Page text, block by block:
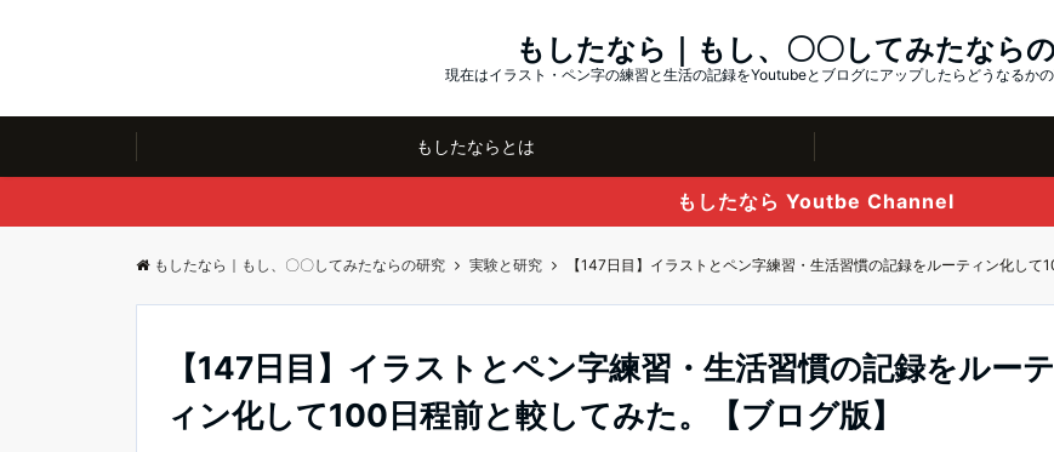
もしたなら｜もし、〇〇してみたなら
現在はイラスト・ペン字の練習と生活の記録をYoutubeとブログにアップしたらどうなるかの
もしたならとは
もしたなら Youtbe Channel
もしたなら｜もし、〇〇してみたならの研究 実験と研究 【147日目】イラストとペン字練習・生活習慣の記録をルーティン化して
【147日目】イラストとペン字練習・生活習慣の記録をルーテ
ィン化して100日程前と較してみた。【ブログ版】